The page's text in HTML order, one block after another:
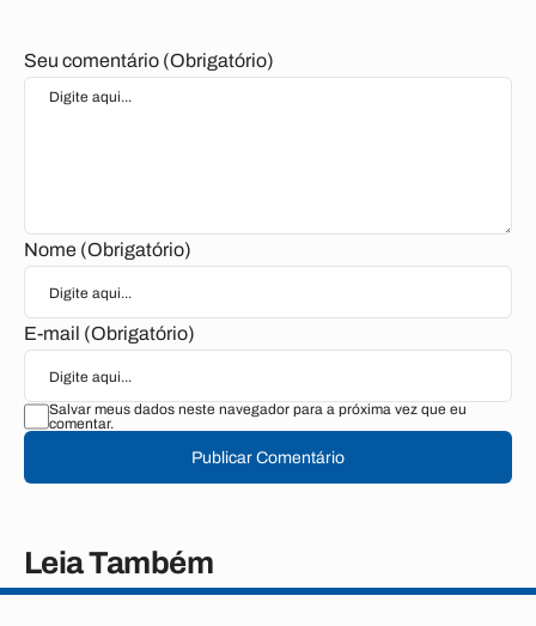
Seu comentário (Obrigatório)
Nome (Obrigatório)
E-mail (Obrigatório)
Salvar meus dados neste navegador para a próxima vez que eu
comentar.
Publicar Comentário
Leia Também